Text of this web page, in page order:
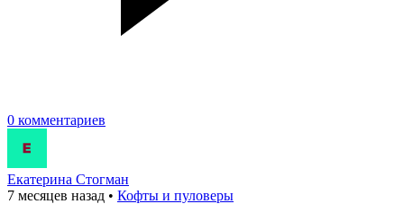
0 комментариев
Екатерина Стогман
7 месяцев назад • Кофты и пуловеры